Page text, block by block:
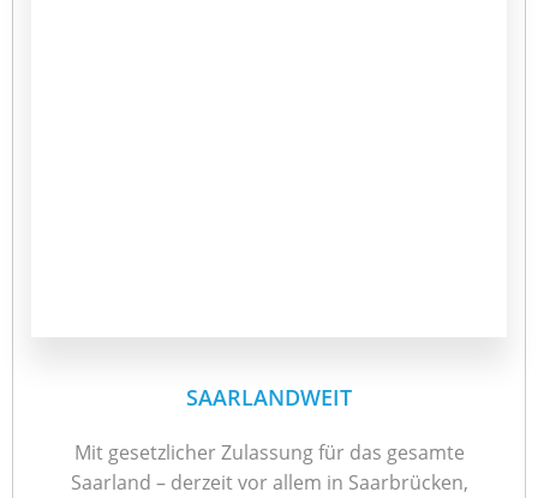
SAARLANDWEIT
Mit gesetzlicher Zulassung für das gesamte
Saarland – derzeit vor allem in Saarbrücken,